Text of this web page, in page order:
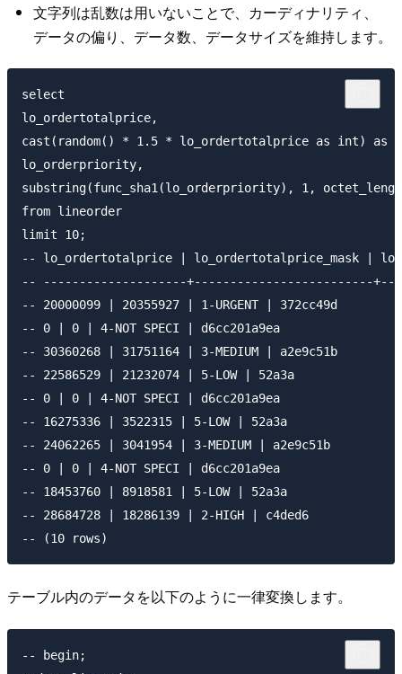
文字列は乱数は用いないことで、カーディナリティ、
データの偏り、データ数、データサイズを維持します。
select
lo_ordertotalprice,
cast(random() * 1.5 * lo_ordertotalprice as int) as
lo_orderpriority,
substring(func_sha1(lo_orderpriority), 1,
from lineorder
limit 10;
-- lo_ordertotalprice | lo_ordertotalprice_mask |
-- --------------------+-------------------------
-- 20000099 | 20355927 | 1-URGENT | 372cc49d
-- 0 | 0 | 4-NOT SPECI | d6cc201a9ea
-- 30360268 | 31751164 | 3-MEDIUM | a2e9c51b
-- 22586529 | 21232074 | 5-LOW | 52a3a
-- 0 | 0 | 4-NOT SPECI | d6cc201a9ea
-- 16275336 | 3522315 | 5-LOW | 52a3a
-- 24062265 | 3041954 | 3-MEDIUM | a2e9c51b
-- 0 | 0 | 4-NOT SPECI | d6cc201a9ea
-- 18453760 | 8918581 | 5-LOW | 52a3a
-- 28684728 | 18286139 | 2-HIGH | c4ded6
テーブル内のデータを以下のように一律変換します。
-- begin;